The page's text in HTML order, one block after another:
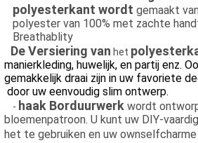
polyesterkant wordt gemaakt
polyester van 100% met zachte
Breathablity
De Versiering van het
manierkleding, huwelijk, en partij enz.
gemakkelijk draai zijn in uw favoriete
door uw eenvoudig slim ontwerp.
- haak Borduurwerk wordt
bloemenpatroon. U kunt uw DIY-
het te gebruiken en uw